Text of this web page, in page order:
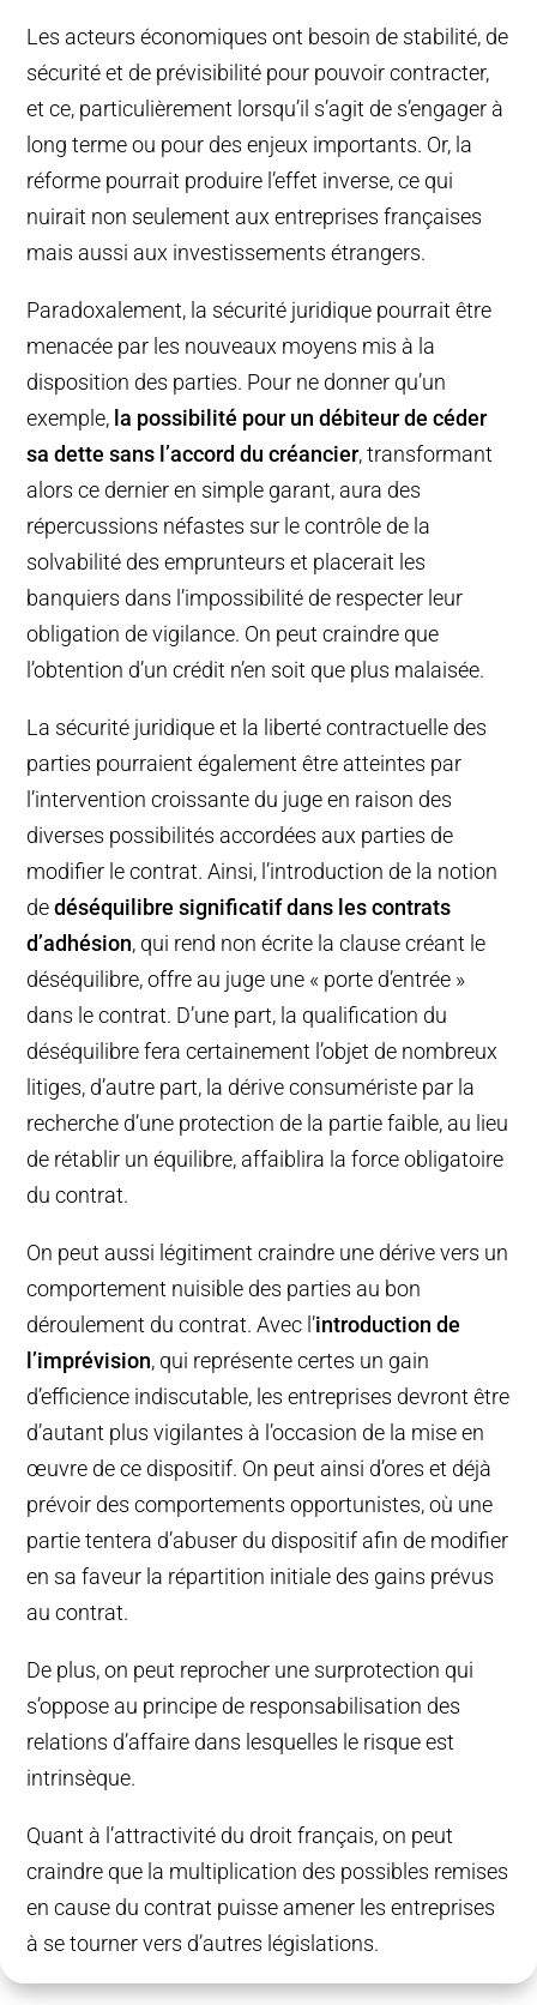
Les acteurs économiques ont besoin de stabilité, de
sécurité et de prévisibilité pour pouvoir contracter,
et ce, particulièrement lorsqu’il s’agit de s’engager à
long terme ou pour des enjeux importants. Or, la
réforme pourrait produire l’effet inverse, ce qui
nuirait non seulement aux entreprises françaises
mais aussi aux investissements étrangers.
Paradoxalement, la sécurité juridique pourrait être
menacée par les nouveaux moyens mis à la
disposition des parties. Pour ne donner qu’un
exemple, la possibilité pour un débiteur de céder
sa dette sans l’accord du créancier, transformant
alors ce dernier en simple garant, aura des
répercussions néfastes sur le contrôle de la
solvabilité des emprunteurs et placerait les
banquiers dans l’impossibilité de respecter leur
obligation de vigilance. On peut craindre que
l’obtention d’un crédit n’en soit que plus malaisée.
La sécurité juridique et la liberté contractuelle des
parties pourraient également être atteintes par
l’intervention croissante du juge en raison des
diverses possibilités accordées aux parties de
modifier le contrat. Ainsi, l’introduction de la notion
dedéséquilibre significatif dans les contrats
d’adhésion, qui rend non écrite la clause créant le
déséquilibre, offre au juge une « porte d’entrée »
dans le contrat. D’une part, la qualification du
déséquilibre fera certainement l’objet de nombreux
litiges, d’autre part, la dérive consumériste par la
recherche d’une protection de la partie faible, au lieu
de rétablir un équilibre, affaiblira la force obligatoire
du contrat.
On peut aussi légitiment craindre une dérive vers un
comportement nuisible des parties au bon
déroulement du contrat. Avec l’introduction de
l’imprévision, qui représente certes un gain
d’efficience indiscutable, les entreprises devront être
d’autant plus vigilantes à l’occasion de la mise en
œuvre de ce dispositif. On peut ainsi d’ores et déjà
prévoir des comportements opportunistes, où une
partie tentera d’abuser du dispositif afin de modifier
en sa faveur la répartition initiale des gains prévus
au contrat.
De plus, on peut reprocher une surprotection qui
s’oppose au principe de responsabilisation des
relations d’affaire dans lesquelles le risque est
intrinsèque.
Quant à l’attractivité du droit français, on peut
craindre que la multiplication des possibles remises
en cause du contrat puisse amener les entreprises
à se tourner vers d’autres législations.